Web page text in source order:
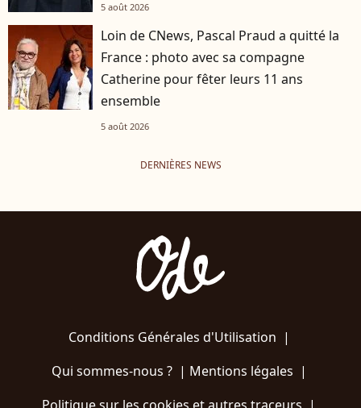
5 août 2026
Loin de CNews, Pascal Praud a quitté la
France : photo avec sa compagne
Catherine pour fêter leurs 11 ans
ensemble
5 août 2026
DERNIÈRES NEWS
Conditions Générales d'Utilisation |
Qui sommes-nous ?| Mentions légales |